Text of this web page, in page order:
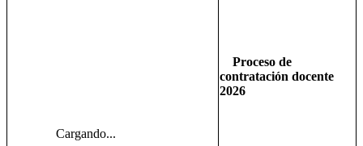
Cargando...
Proceso de
contratación docente
2026